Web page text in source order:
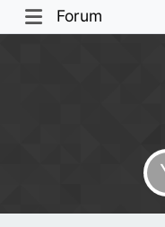
Forum